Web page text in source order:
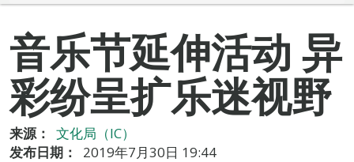
音乐节延伸活动 异
彩纷呈扩乐迷视野
来源：
文化局（IC）
发布日期：
2019年7月30日 19:44